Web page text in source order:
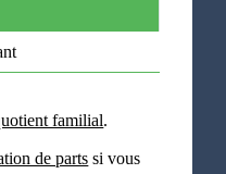
familial.
de parts si vous